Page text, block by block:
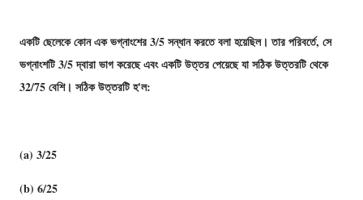
একটি ছেলেকে কোন এক ভগ্নাংশের 3/5 সন্ধান করতে বলা হয়েছিল। তার পরিবর্তে, সে
ভগ্নাংশটি 3/5 দ্বারা ভাগ করেছে এবং একটি উত্তর পেয়েছে যা সঠিক উত্তরটি থেকে
32/75 বেশি। সঠিক উত্তরটি হ'ল:
(a) 3/25
(b) 6/25